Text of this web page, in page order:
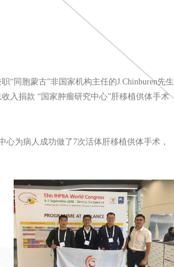
“同胞蒙古”非国家机构主任的J.Chinburen先生
入捐款 “国家肿瘤研究中心”肝移植供体手术
为病人成功做了7次活体肝移植供体手术，